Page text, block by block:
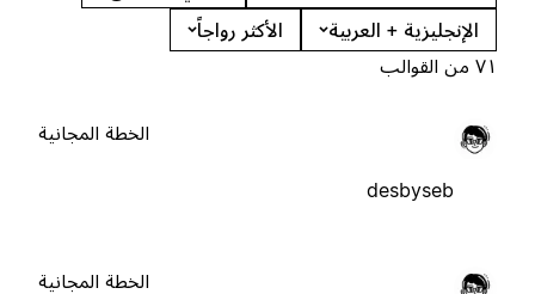
الإنجليزية + العربية
الأكثر رواجاً
٧١ من القوالب
desbyseb
الخطة المجانية
الخطة المجانية